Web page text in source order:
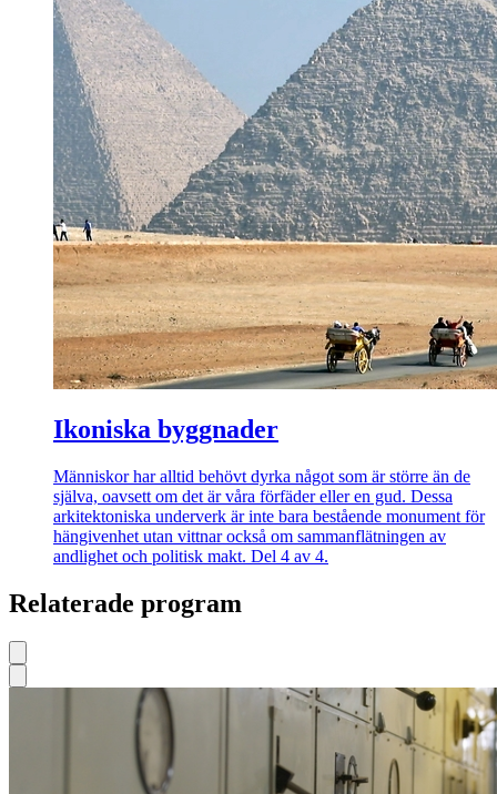
Ikoniska byggnader
Människor har alltid behövt dyrka något som är större än de
själva, oavsett om det är våra förfäder eller en gud. Dessa
arkitektoniska underverk är inte bara bestående monument för
hängivenhet utan vittnar också om sammanflätningen av
andlighet och politisk makt. Del 4 av 4.
Relaterade program